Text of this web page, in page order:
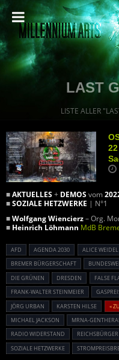
LAST
LISTE ALLER
■AKTUELLES+ DEMOSvom
■SOZIALE HETZWERKE | N°1
■Wolfgang Wiencierz– Org.
■ Heinrich Löhmann MdB
AFD AGENDA 2030 ALICE WEIDEL
BREMER BÜRGERSCHAFT
DIE GRÜNEN
DRESDEN FALSE
FRANK-WALTER STEINMEIER
JÖRG URBAN
KARSTEN HILSE «
MICHAEL JACKSON
MRNA-
RADIO WIDERSTAND
REICHSBÜRGER
SOZIALE HETZWERKE